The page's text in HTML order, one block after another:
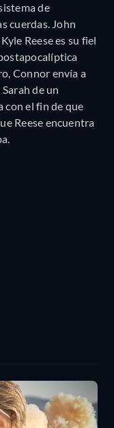
de
cuerdas. John
Reese es su fiel
Connor envía a
de un
con el fin de que
Reese encuentra